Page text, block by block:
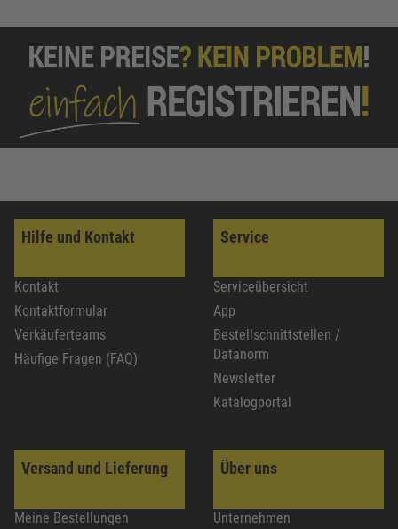
Hilfe und Kontakt
Kontakt
Kontaktformular
Verkäuferteams
Häufige Fragen (FAQ)
Service
Serviceübersicht
App
Bestellschnittstellen /
Datanorm
Newsletter
Katalogportal
Versand und Lieferung
Meine Bestellungen
Über uns
Unternehmen